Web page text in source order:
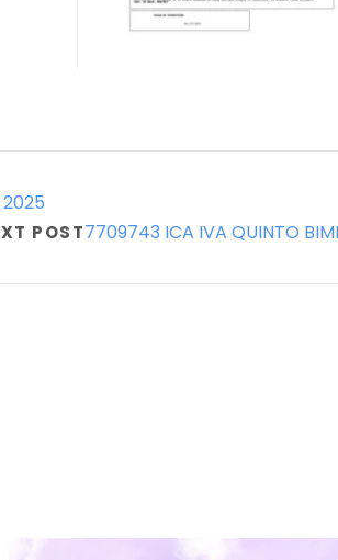
POST7709743 ICA IVA QUINTO